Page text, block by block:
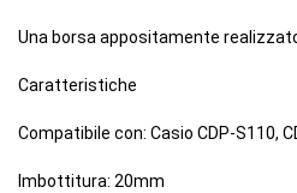
Una borsa appositamente
Caratteristiche
Compatibile con: Casio CDP-S110,
Imbottitura: 20mm